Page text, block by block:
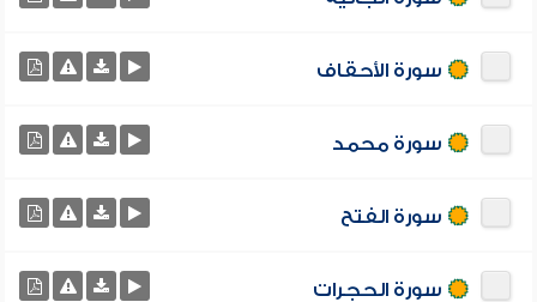
سورة الأحقاف
سورة محمد
سورة الفتح
سورة الحجرات